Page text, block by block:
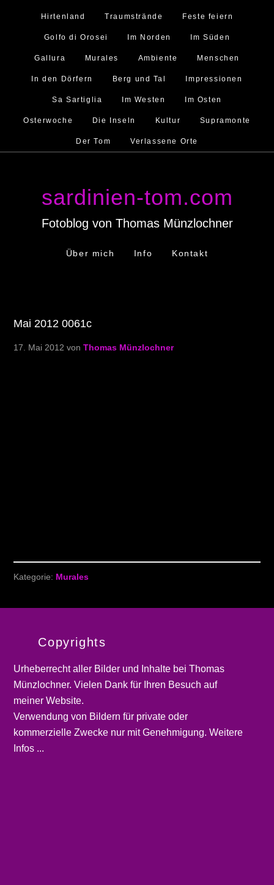
Hirtenland Traumstrände Feste feiern
Golfo di Orosei Im Norden Im Süden
Gallura Murales Ambiente Menschen
In den Dörfern Berg und Tal Impressionen
Sa Sartiglia Im Westen Im Osten
Osterwoche Die Inseln Kultur Supramonte
Der Tom Verlassene Orte
sardinien-tom.com
Fotoblog von Thomas Münzlochner
Über mich Info Kontakt
Mai 2012 0061c
17. Mai 2012 vonThomas Münzlochner
Kategorie: Murales
Copyrights
Urheberrecht aller Bilder und Inhalte beiThomas
Münzlochner. Vielen Dank für Ihren Besuch auf
meinerWebsite.
Verwendung von Bildern für private oder
kommerzielle Zwecke nur mit Genehmigung.Weitere
Infos ...